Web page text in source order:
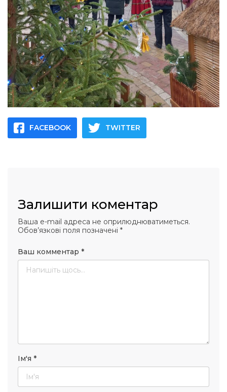
FACEBOOK TWITTER
Залишити коментар
Ваша e-mail адреса не оприлюднюватиметься.
Обов’язкові поля позначені *
Ваш комментар *
Ім'я *